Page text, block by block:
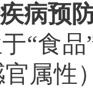
病预
“食
属性